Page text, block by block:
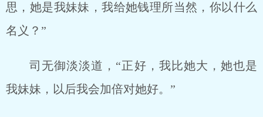
思，她是我妹妹，我给她钱理所当然，你以什么
名义？”
司无御淡淡道，“正好，我比她大，她也是
我妹妹，以后我会加倍对她好。”